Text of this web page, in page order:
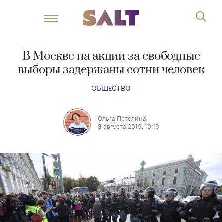
В Москве на акции за свободные
выборы задержаны сотни человек
ОБЩЕСТВО
Ольга Петелина
3 августа 2019, 10:19